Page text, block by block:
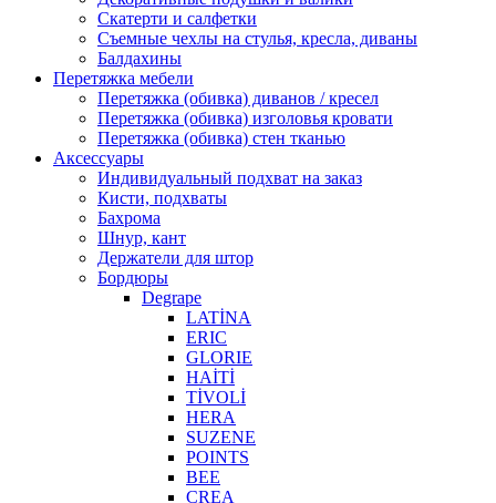
Скатерти и салфетки
Cъемные чехлы на стулья, кресла, диваны
Балдахины
Перетяжка мебели
Перетяжка (обивка) диванов / кресел
Перетяжка (обивка) изголовья кровати
Перетяжка (обивка) стен тканью
Аксессуары
Индивидуальный подхват на заказ
Кисти, подхваты
Бахрома
Шнур, кант
Держатели для штор
Бордюры
Degrape
LATİNA
ERIC
GLORIE
HAİTİ
TİVOLİ
HERA
SUZENE
POINTS
BEE
CREA